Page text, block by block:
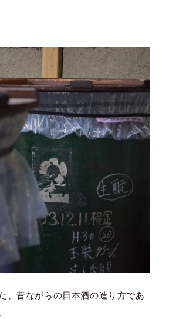
、昔ながらの日本酒の造り方であ